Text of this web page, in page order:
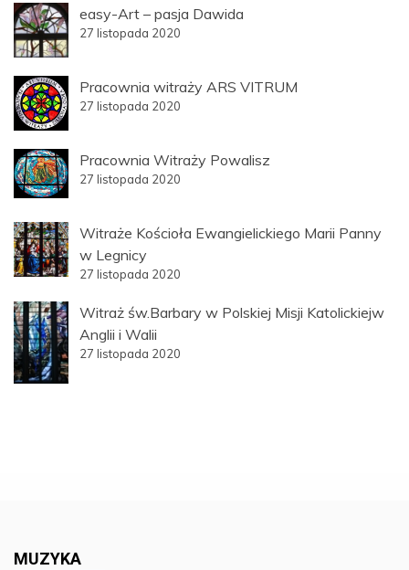
easy-Art – pasja Dawida
27 listopada 2020
Pracownia witraży ARS VITRUM
27 listopada 2020
Pracownia Witraży Powalisz
27 listopada 2020
Witraże Kościoła Ewangielickiego Marii Panny
w Legnicy
27 listopada 2020
Witraż św.Barbary w Polskiej Misji Katolickiejw
Anglii i Walii
27 listopada 2020
MUZYKA